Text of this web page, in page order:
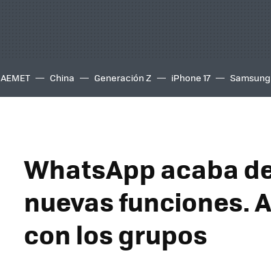
AEMET China Generación Z iPhone 17
WhatsApp acaba
nuevas funciones.
con los grupos